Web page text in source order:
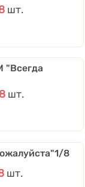
количества
шт.
"Всегда
количества
8 шт.
8
количества
шт.